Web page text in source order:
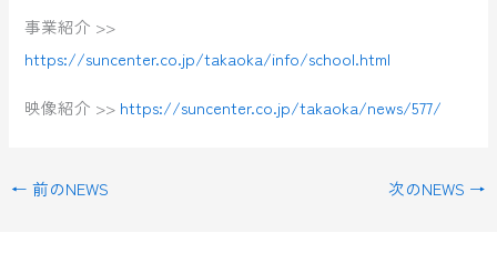
事業紹介 >>
https://suncenter.co.jp/takaoka/info/school.html
映像紹介 >> https://suncenter.co.jp/takaoka/news/577/
← 前のNEWS 次のNEWS →